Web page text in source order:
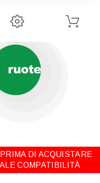
DI ACQUISTARE
COMPATIBILITÀ